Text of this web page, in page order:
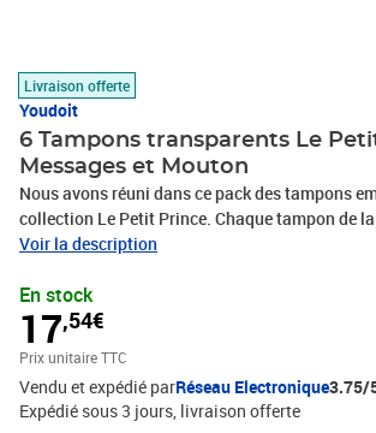
Livraison offerte
Youdoit
6 Tampons transparents Le
Messages et Mouton
Nous avons réuni dans ce pack des tampons
collection Le Petit Prince. Chaque tampon de
constitué d'une illustration soigneusement
orner vos plus belles créations : cartes,
guirlande de fanions, ou encore couvertures de
avons imaginé cette gamme de tampons
créativité. Tampons en photopolymère et non
empreinte et une définition supérieure aux
Pratique, léger, facile à ranger et à nettoyer. Les
Voir la description
En stock
17,54€
Prix unitaire TTC
Vendu et expédié parRéseau Electronique3.75/
Expédié sous 3 jours livraison offerte